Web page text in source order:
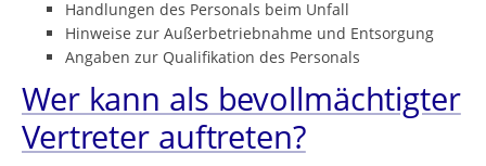
Handlungen des Personals beim Unfall
Hinweise zur Außerbetriebnahme und Entsorgung
Angaben zur Qualifikation des Personals
Wer kann als bevollmächtigter
Vertreter auftreten?